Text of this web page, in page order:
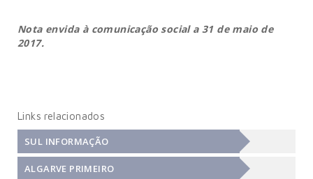
Nota envida à comunicação social a 31 de maio de
2017.
Links relacionados
SUL INFORMAÇÃO
ALGARVE PRIMEIRO